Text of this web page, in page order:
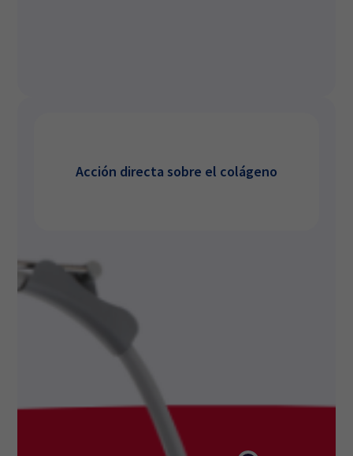
Acción directa sobre el colágeno